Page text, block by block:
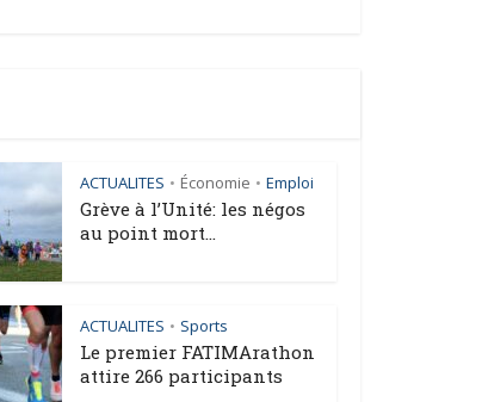
ACTUALITES • Économie • Emploi
Grève à l’Unité: les négos
au point mort...
ACTUALITES • Sports
Le premier FATIMArathon
attire 266 participants